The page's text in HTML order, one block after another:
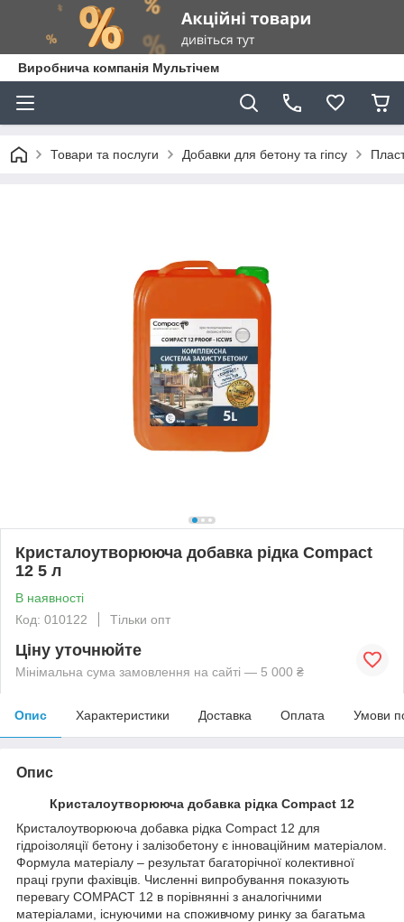
Виробнича компанія Мультічем
Товари та послуги Добавки для бетону та гіпсу
Кристалоутворююча добавка рідка Compact
12 5 л
В наявності
Код: 010122
Тільки опт
Ціну уточнюйте
Мінімальна сума замовлення на сайті — 5 000 ₴
Опис Характеристики Доставка Оплата Умови
Опис
Кристалоутворююча добавка рідка Compact 12
Кристалоутворююча добавка рідка Compact 12 для
гідроізоляції бетону і залізобетону є інноваційним матеріалом.
Формула матеріалу – результат багаторічної колективної
праці групи фахівців. Численні випробування показують
перевагу COMPACT 12 в порівнянні з аналогічними
матеріалами, існуючими на споживчому ринку за багатьма